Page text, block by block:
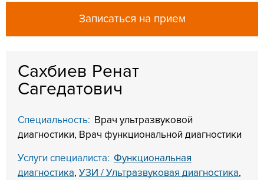
Записаться на прием
Сахбиев Ренат
Сагедатович
Специальность: Врач ультразвуковой
диагностики, Врач функциональной диагностики
Услуги специалиста: Функциональная
диагностика, УЗИ / Ультразвуковая диагностика,